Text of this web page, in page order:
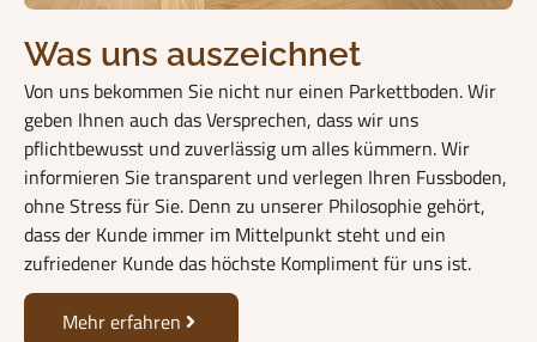
Was uns auszeichnet
Von uns bekommen Sie nicht nur einen Parkettboden. Wir
geben Ihnen auch das Versprechen, dass wir uns
pflichtbewusst und zuverlässig um alles kümmern. Wir
informieren Sie transparent und verlegen Ihren Fussboden,
ohne Stress für Sie. Denn zu unserer Philosophie gehört,
dass der Kunde immer im Mittelpunkt steht und ein
zufriedener Kunde das höchste Kompliment für uns ist.
Mehr erfahren